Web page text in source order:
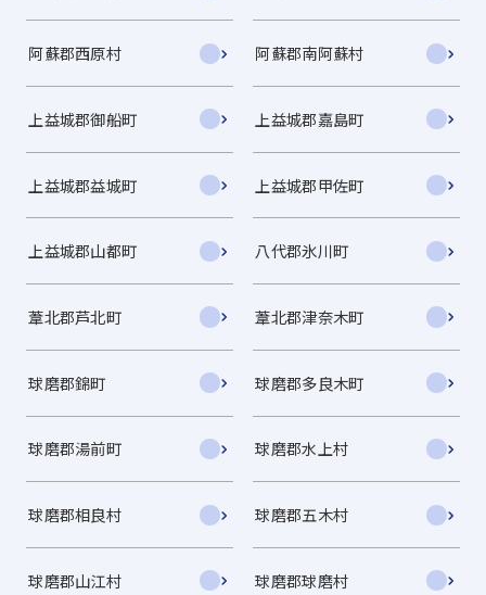
阿蘇郡西原村 阿蘇郡南阿蘇村
上益城郡御船町 上益城郡嘉島町
上益城郡益城町 上益城郡甲佐町
上益城郡山都町 八代郡氷川町
葦北郡芦北町 葦北郡津奈木町
球磨郡錦町 球磨郡多良木町
球磨郡湯前町 球磨郡水上村
球磨郡相良村 球磨郡五木村
球磨郡山江村 球磨郡球磨村